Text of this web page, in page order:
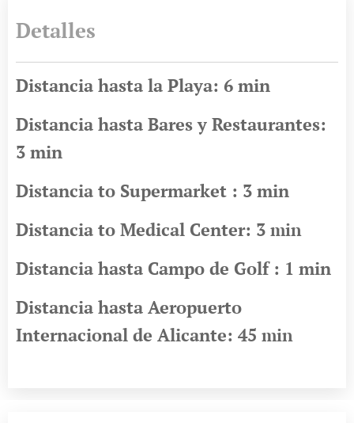
Detalles
Distancia hasta la Playa: 6 min
Distancia hasta Bares y Restaurantes:
3 min
Distancia to Supermarket : 3 min
Distancia to Medical Center: 3 min
Distancia hasta Campo de Golf : 1 min
Distancia hasta Aeropuerto
Internacional de Alicante: 45 min